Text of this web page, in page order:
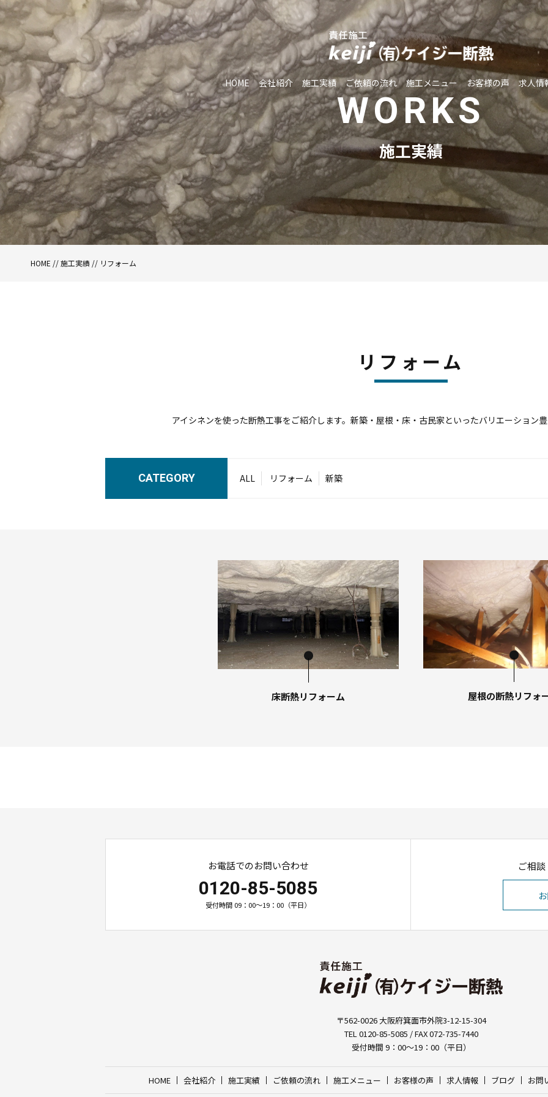
HOME 会社紹介 施工実績 ご依頼の流れ 施工メニュー お客様の声 求人情
WORKS
施工実績
HOME //施工実績 // リフォーム
リフォーム
アイシネンを使った断熱工事をご紹介します。新築・屋根・床・古民家といったバリエーション
CATEGORY ALL リフォーム 新築
床断熱リフォーム 屋根の断熱リフォ
お電話でのお問い合わせ
0120-85-5085
受付時間 09：00～19：00（平日）
ご相
〒562-0026 大阪府箕面市外院3-12-15-304
TEL 0120-85-5085 / FAX 072-735-7440
受付時間 9：00～19：00（平日）
HOME 会社紹介 施工実績 ご依頼の流れ 施工メニュー お客様の声 求人情報 ブログ お問